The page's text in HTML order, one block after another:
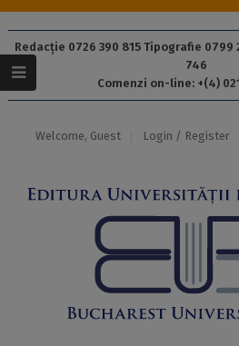
Redacție 0726 390 815 Tipografie 0799
746
Comenzi on-line: +(4)
Welcome, Guest Login / Register